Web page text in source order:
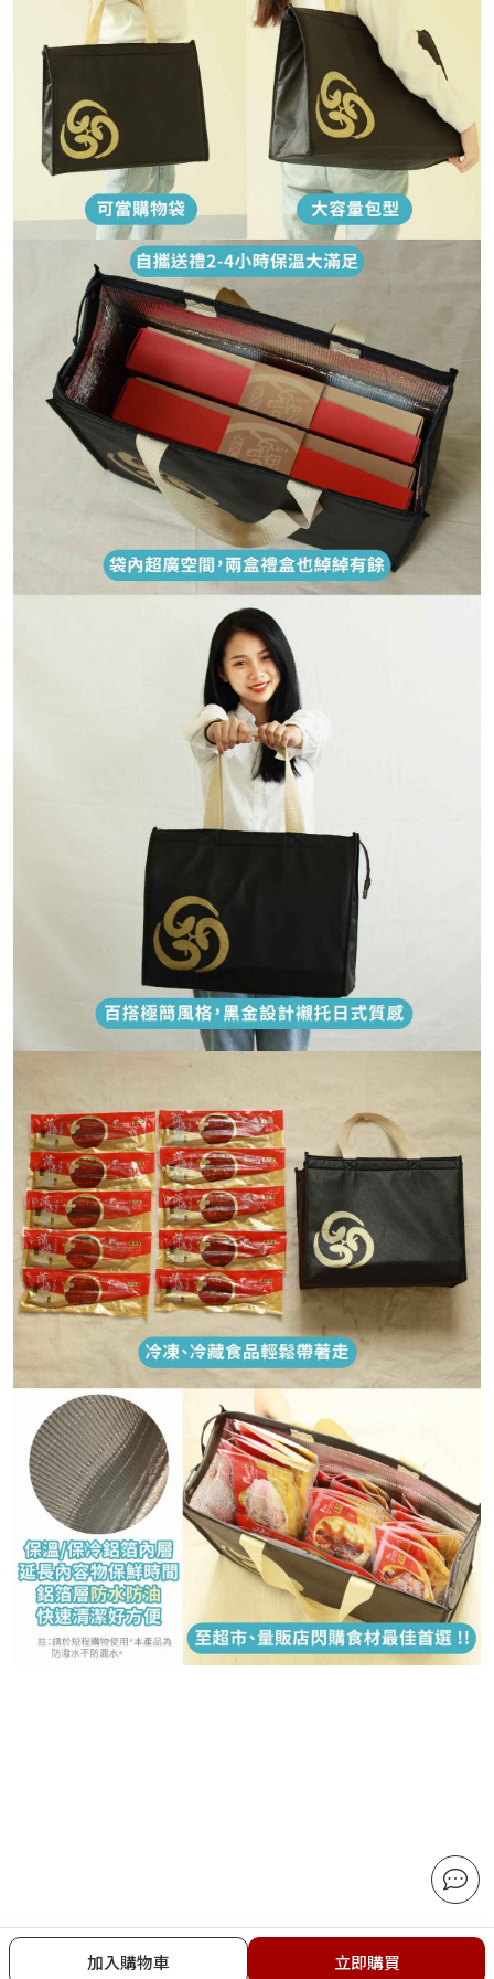
加入購物車 立即購買